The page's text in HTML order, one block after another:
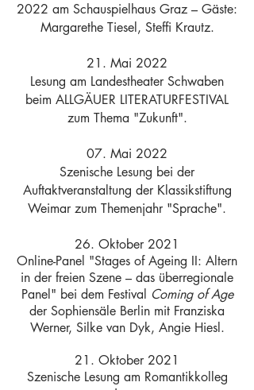
2022 am Schauspielhaus Graz – Gäste:
Margarethe Tiesel, Steffi Krautz.
21. Mai 2022
Lesung am Landestheater Schwaben
beim ALLGÄUER LITERATURFESTIVAL
zum Thema "Zukunft".
07. Mai 2022
Szenische Lesung bei der
Auftaktveranstaltung der Klassikstiftung
Weimar zum Themenjahr "Sprache".
26. Oktober 2021
Online-Panel "Stages of Ageing II: Altern
in der freien Szene – das überregionale
Panel" bei dem Festival Coming of Age
der Sophiensäle Berlin mit Franziska
Werner, Silke van Dyk, Angie Hiesl.
21. Oktober 2021
Szenische Lesung am Romantikkolleg